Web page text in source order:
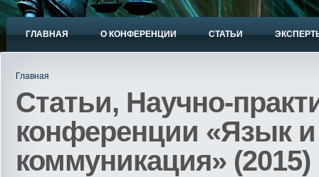
ГЛАВНАЯ О КОНФЕРЕНЦИИ СТАТЬИ
Главная
Статьи, Научно-
конференции «Язык
коммуникация» (2015)